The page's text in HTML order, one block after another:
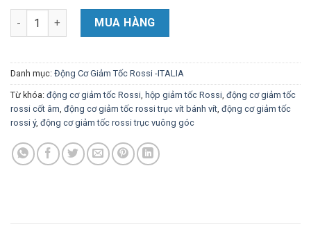
ĐỘNG CƠ GIẢM TỐC ROSSI TRỤC VÍT BÁNH VÍT số lượng
MUA HÀNG
Danh mục: Động Cơ Giảm Tốc Rossi -ITALIA
Từ khóa: động cơ giảm tốc Rossi, hộp giảm tốc Rossi, động cơ giảm tốc
rossi cốt âm, động cơ giảm tốc rossi trục vít bánh vít, động cơ giảm tốc
rossi ý, động cơ giảm tốc rossi trục vuông góc